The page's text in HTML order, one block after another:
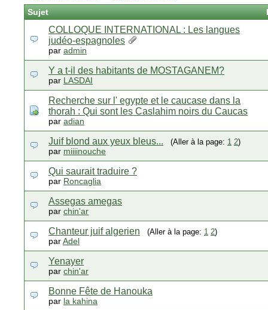
Sujet
COLLOQUE INTERNATIONAL : Les langues
judéo-espagnoles
par admin
Y a t-il des habitants de MOSTAGANEM?
par LASDAI
Recherche sur l' egypte et le caucase dans la
thorah : Qui sont les Caslahim noirs du Caucas
par adian
Juif blond aux yeux bleus... (Aller à la page: 1 2)
par miiiinouche
Qui saurait traduire ?
par Roncaglia
Assegas amegas
par chin'ar
Chanteur juif algerien (Aller à la page: 1 2)
par Adel
Yenayer
par chin'ar
Bonne Fête de Hanouka
par la kahina